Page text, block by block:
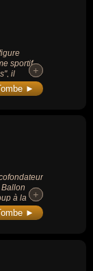
sportif,
il
de
+
+
►
à la
+
+
►